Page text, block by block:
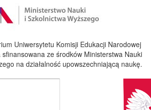
Uniwersytetu Komisji Edukacji Narodowej
sfinansowana ze środków Ministerstwa Nauki
na działalność upowszechniającą naukę.